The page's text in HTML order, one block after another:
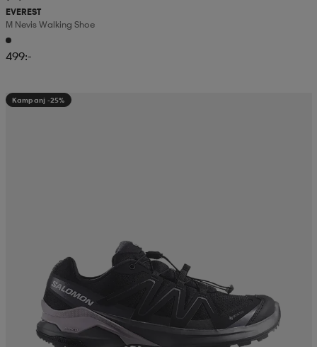
EVEREST
M Nevis Walking Shoe
499:-
Kampanj -25%